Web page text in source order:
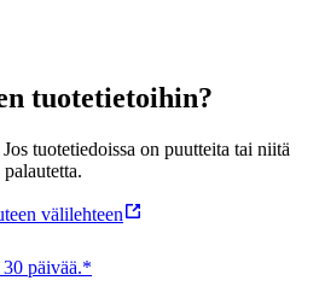
tuotetietoihin?
tuotetiedoissa on puutteita tai niitä
välilehteen
päivää.*